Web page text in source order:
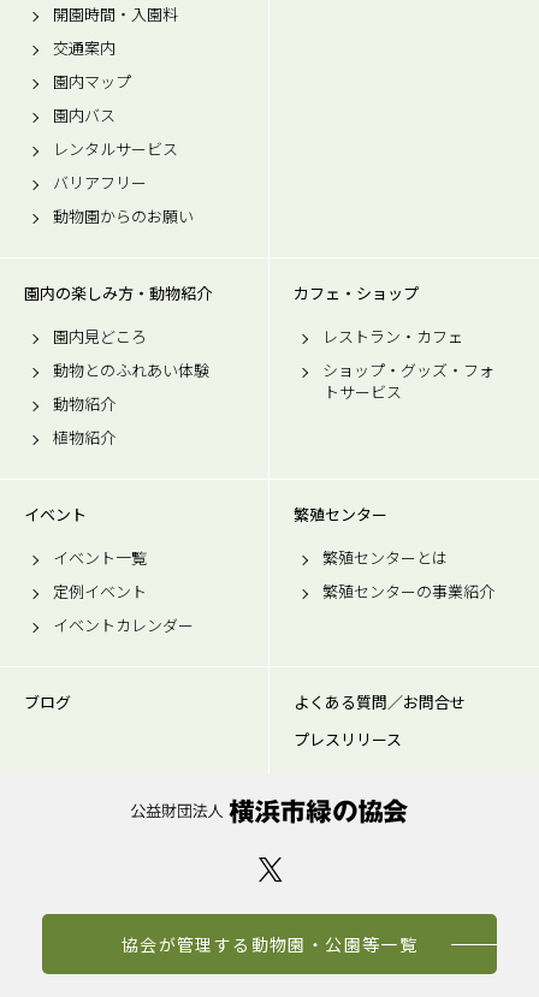
開園時間・入園料
交通案内
園内マップ
園内バス
レンタルサービス
バリアフリー
動物園からのお願い
園内の楽しみ方・動物紹介
園内見どころ
動物とのふれあい体験
動物紹介
植物紹介
カフェ・ショップ
レストラン・カフェ
ショップ・グッズ・フォ
トサービス
イベント
イベント一覧
定例イベント
イベントカレンダー
繁殖センター
繁殖センターとは
繁殖センターの事業紹介
ブログ
よくある質問／お問合せ
プレスリリース
協会が管理する動物園・公園等一覧